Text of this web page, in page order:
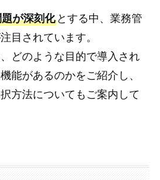
が深刻化とする中、業務管
目されています。
どのような目的で導入され
能があるのかをご紹介し、
方法についてもご案内して